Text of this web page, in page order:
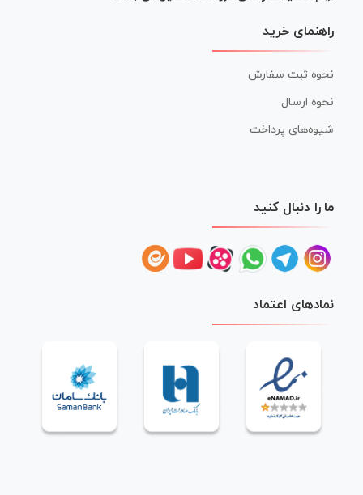
راهنمای خرید
نحوه ثبت سفارش
نحوه ارسال
شیوه‌های پرداخت
ما را دنبال کنید
نمادهای اعتماد